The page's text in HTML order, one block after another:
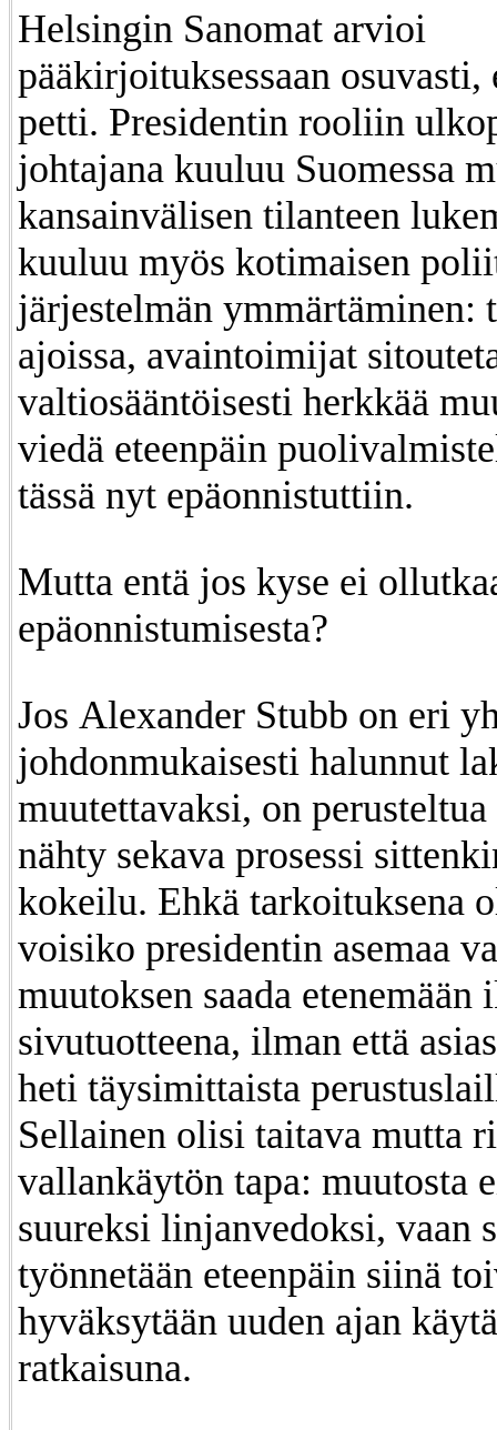
Helsingin Sanomat arvioi
pääkirjoituksessaan osuvasti,
petti. Presidentin rooliin
johtajana kuuluu Suomessa
kansainvälisen tilanteen
kuuluu myös kotimaisen
järjestelmän ymmärtäminen:
ajoissa, avaintoimijat
valtiosääntöisesti herkkää
viedä eteenpäin
tässä nyt epäonnistuttiin.
Mutta entä jos kyse ei
epäonnistumisesta?
Jos Alexander Stubb on eri
johdonmukaisesti halunnut
muutettavaksi, on
nähty sekava prosessi
kokeilu. Ehkä tarkoituksena
voisiko presidentin asemaa
muutoksen saada etenemään
sivutuotteena, ilman että
heti täysimittaista
Sellainen olisi taitava mutta
vallankäytön tapa: muutosta
suureksi linjanvedoksi, vaan
työnnetään eteenpäin siinä
hyväksytään uuden ajan
ratkaisuna.